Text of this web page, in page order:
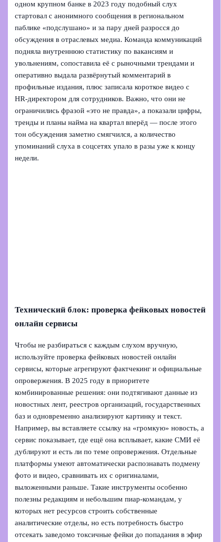
одном крупном банке в 2023 году подобный слух
стартовал с анонимного сообщения в региональном
паблике «подслушано» и за пару дней разросся до
обсуждения в отраслевых медиа. Команда коммуникаций
подняла внутреннюю статистику по вакансиям и
увольнениям, сопоставила её с рыночными трендами и
оперативно выдала развёрнутый комментарий в
профильные издания, плюс записала короткое видео с
HR‑директором для сотрудников. Важно, что они не
ограничились фразой «это не правда», а показали цифры,
тренды и планы найма на квартал вперёд — после этого
тон обсуждения заметно смягчился, а количество
упоминаний слуха в соцсетях упало в разы уже к концу
недели.
Технический блок: проверка фейковых новостей
онлайн сервисы
Чтобы не разбираться с каждым слухом вручную,
используйте проверка фейковых новостей онлайн
сервисы, которые агрегируют фактчекинг и официальные
опровержения. В 2025 году в приоритете
комбинированные решения: они подтягивают данные из
новостных лент, реестров организаций, государственных
баз и одновременно анализируют картинку и текст.
Например, вы вставляете ссылку на «громкую» новость, а
сервис показывает, где ещё она всплывает, какие СМИ её
дублируют и есть ли по теме опровержения. Отдельные
платформы умеют автоматически распознавать подмену
фото и видео, сравнивать их с оригиналами,
выложенными раньше. Такие инструменты особенно
полезны редакциям и небольшим пиар‑командам, у
которых нет ресурсов строить собственные
аналитические отделы, но есть потребность быстро
отсекать заведомо токсичные фейки до попадания в эфир